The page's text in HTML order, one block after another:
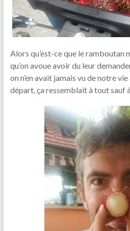
Alors qu’est-ce que le ramboutan
qu’on avoue avoir du leur
on n’en avait jamais vu de notre
départ, ça ressemblait à tout sauf